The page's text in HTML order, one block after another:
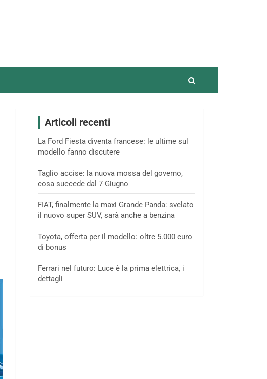
Articoli recenti
La Ford Fiesta diventa francese: le ultime sul
modello fanno discutere
Taglio accise: la nuova mossa del governo,
cosa succede dal 7 Giugno
FIAT, finalmente la maxi Grande Panda: svelato
il nuovo super SUV, sarà anche a benzina
Toyota, offerta per il modello: oltre 5.000 euro
di bonus
Ferrari nel futuro: Luce è la prima elettrica, i
dettagli